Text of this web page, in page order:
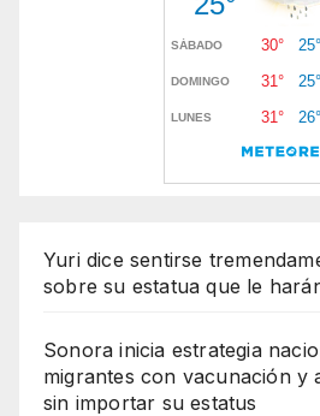
Yuri dice sentirse
sobre su estatua que le
Sonora inicia estrategia
migrantes con vacunación y
sin importar su estatus